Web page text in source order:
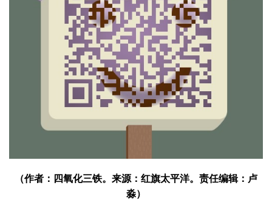
（作者：四氧化三铁。来源：红旗太平洋。责任编辑：卢
淼）